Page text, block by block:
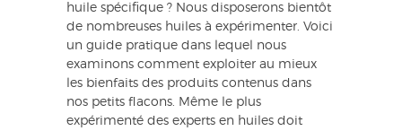
huile spécifique ? Nous disposerons bientôt
de nombreuses huiles à expérimenter. Voici
un guide pratique dans lequel nous
examinons comment exploiter au mieux
les bienfaits des produits contenus dans
nos petits flacons. Même le plus
expérimenté des experts en huiles doit